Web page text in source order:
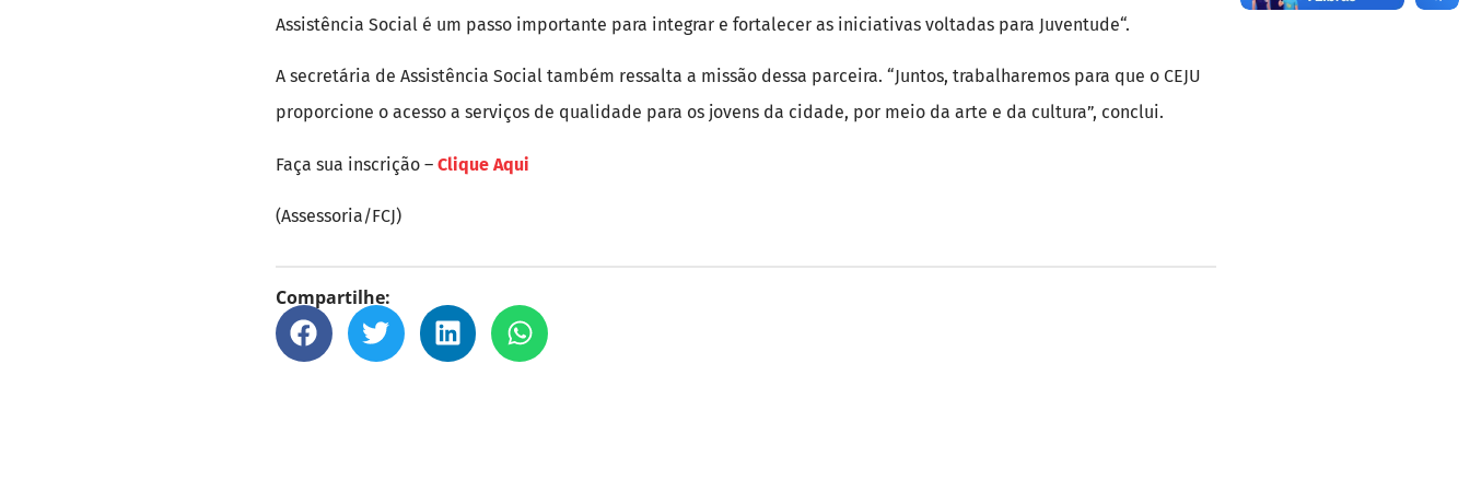
Assistência Social é um passo importante para integrar e fortalecer as iniciativas voltadas para Juventude“.
A secretária de Assistência Social também ressalta a missão dessa parceira. “Juntos, trabalharemos para que o CEJU
proporcione o acesso a serviços de qualidade para os jovens da cidade, por meio da arte e da cultura”, conclui.
Faça sua inscrição – Clique Aqui
(Assessoria/FCJ)
Compartilhe: